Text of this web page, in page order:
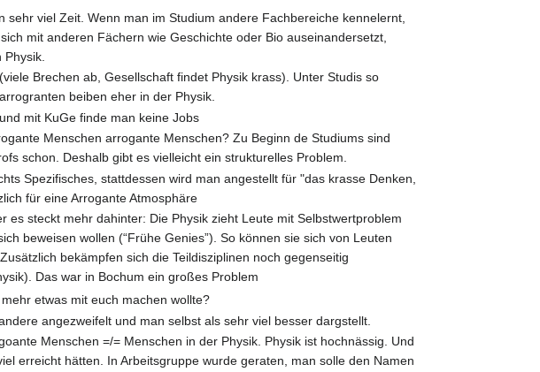
viel Zeit. Wenn man im Studium andere Fachbereiche kennelernt,
mit anderen Fächern wie Geschichte oder Bio auseinandersetzt,
Brechen ab, Gesellschaft findet Physik krass). Unter Studis so
beiben eher in der Physik.
mit KuGe finde man keine Jobs
Menschen arrogante Menschen? Zu Beginn de Studiums sind
schon. Deshalb gibt es vielleicht ein strukturelles Problem.
Spezifisches, stattdessen wird man angestellt für "das krasse Denken,
für eine Arrogante Atmosphäre
steckt mehr dahinter: Die Physik zieht Leute mit Selbstwertproblem
beweisen wollen (“Frühe Genies”). So können sie sich von Leuten
bekämpfen sich die Teildisziplinen noch gegenseitig
Das war in Bochum ein großes Problem
etwas mit euch machen wollte?
angezweifelt und man selbst als sehr viel besser dargstellt.
Menschen =/= Menschen in der Physik. Physik ist hochnässig. Und
erreicht hätten. In Arbeitsgruppe wurde geraten, man solle den Namen